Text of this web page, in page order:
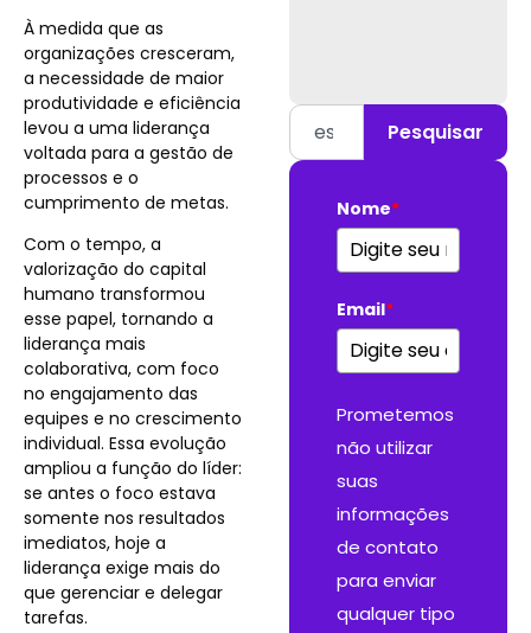
À medida que as
organizações cresceram,
a necessidade de maior
produtividade e eficiência
levou a uma liderança
voltada para a gestão de
processos e o
cumprimento de metas.
Com o tempo, a
valorização do capital
humano transformou
esse papel, tornando a
liderança mais
colaborativa, com foco
no engajamento das
equipes e no crescimento
individual. Essa evolução
ampliou a função do líder:
se antes o foco estava
somente nos resultados
imediatos, hoje a
liderança exige mais do
que gerenciar e delegar
tarefas.
Pesquisar
Nome*
Email*
Prometemos
não utilizar
suas
informações
de contato
para enviar
qualquer tipo